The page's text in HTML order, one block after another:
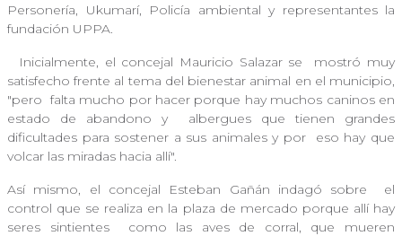
Personería, Ukumarí, Policía ambiental y representantes la
fundación UPPA.
Inicialmente, el concejal Mauricio Salazar se
mostró muy
satisfecho frente al tema del bienestar animal en el municipio,
"pero falta mucho por hacer porque hay muchos caninos en
estado de abandono y
albergues que tienen grandes
dificultades para sostener a sus animales y por
eso hay que
volcar las miradas hacia allí".
Así mismo, el concejal Esteban Gañán indagó sobre
el
control que se realiza en la plaza de mercado porque allí hay
seres sintientes
como las aves de corral, que mueren